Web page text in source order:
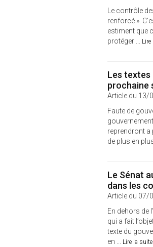
Le contrôle
renforcé ».
estiment que
protéger ...
Les textes
prochaine
Article du 13/
Faute de
reprendront a
de plus en
Le Sénat
dans les
Article du 07/
En dehors de
qui a fait
texte du
en ...
Lire la suite